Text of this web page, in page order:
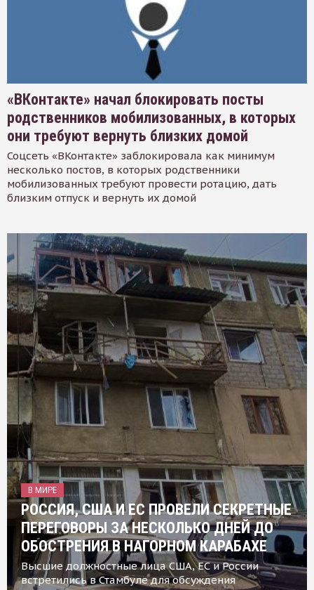
«ВКонтакте» начал блокировать посты
родственников мобилизованных, в которых
они требуют вернуть близких домой
Соцсеть «ВКонтакте» заблокировала как минимум
несколько постов, в которых родственники
мобилизованных требуют провести ротацию, дать
близким отпуск и вернуть их домой
В МИРЕ
РОССИЯ, США И ЕС ПРОВЕЛИ СЕКРЕТНЫЕ
ПЕРЕГОВОРЫ ЗА НЕСКОЛЬКО ДНЕЙ ДО
ОБОСТРЕНИЯ В НАГОРНОМ КАРАБАХЕ
Высшие должностные лица США, ЕС и России
встретились в Стамбуле для обсуждения